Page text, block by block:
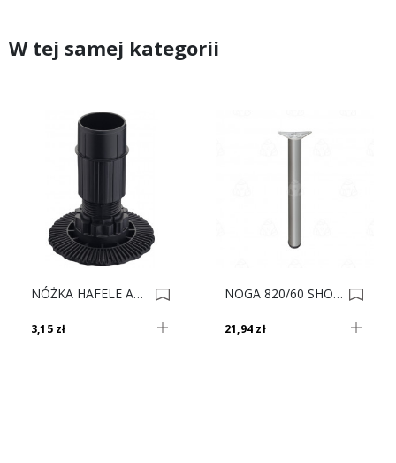
W tej samej kategorii
NÓŻKA HAFELE AXILO H-125 637.76.354 0013322
3,15 zł
NOGA 820/60 SHOP-LINE Aluminium AC282-E 0013517
21,94 zł